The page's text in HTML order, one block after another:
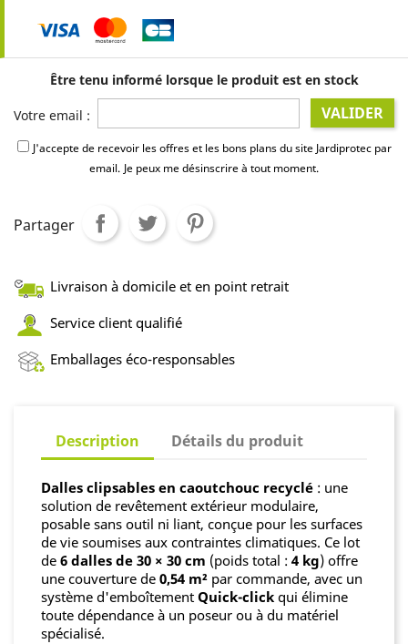
Être tenu informé lorsque le produit est en stock
Votre email : VALIDER
J'accepte de recevoir les offres et les bons plans du site Jardiprotec par
email. Je peux me désinscrire à tout moment.
Partager
Livraison à domicile et en point retrait
Service client qualifié
Emballages éco-responsables
Description Détails du produit
Dalles clipsables en caoutchouc recyclé : une
solution de revêtement extérieur modulaire,
posable sans outil ni liant, conçue pour les surfaces
de vie soumises aux contraintes climatiques. Ce lot
de 6 dalles de 30 × 30 cm (poids total : 4 kg) offre
une couverture de 0,54 m² par commande, avec un
système d'emboîtement Quick-click qui élimine
toute dépendance à un poseur ou à du matériel
spécialisé.